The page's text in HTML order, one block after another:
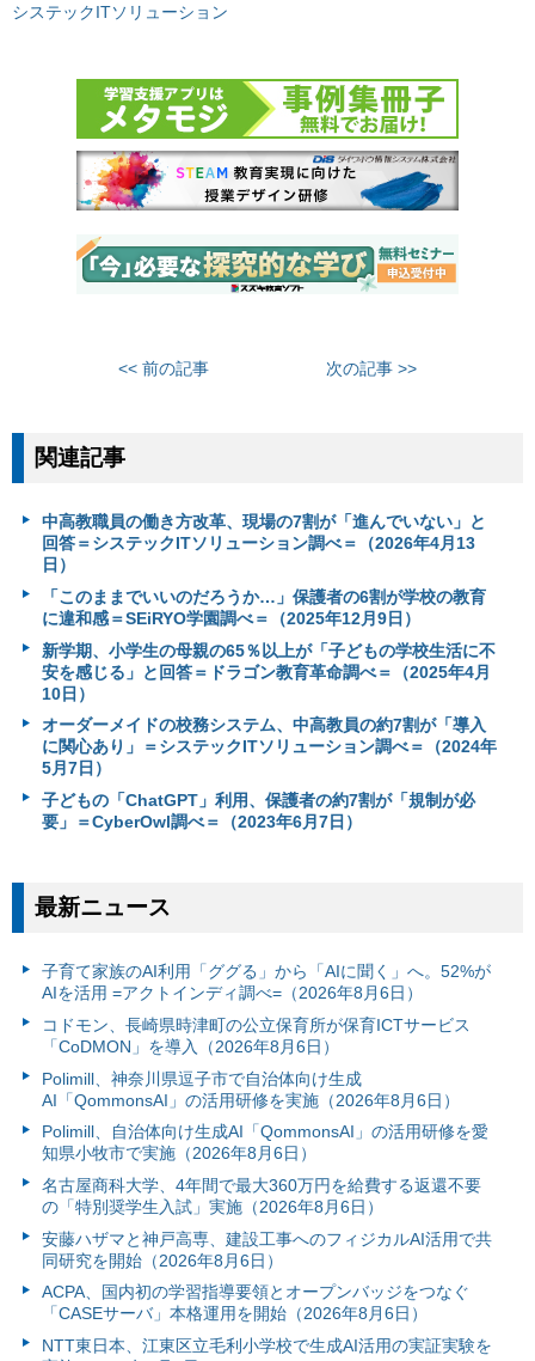
システックITソリューション
<< 前の記事 次の記事 >>
関連記事
中高教職員の働き方改革、現場の7割が「進んでいない」と
回答＝システックITソリューション調べ＝（2026年4月13
日）
「このままでいいのだろうか…」保護者の6割が学校の教育
に違和感＝SEiRYO学園調べ＝（2025年12月9日）
新学期、小学生の母親の65％以上が「子どもの学校生活に不
安を感じる」と回答＝ドラゴン教育革命調べ＝（2025年4月
10日）
オーダーメイドの校務システム、中高教員の約7割が「導入
に関心あり」＝システックITソリューション調べ＝（2024年
5月7日）
子どもの「ChatGPT」利用、保護者の約7割が「規制が必
要」＝CyberOwl調べ＝（2023年6月7日）
最新ニュース
子育て家族のAI利用「ググる」から「AIに聞く」へ。52%が
AIを活用 =アクトインディ調べ=（2026年8月6日）
コドモン、長崎県時津町の公立保育所が保育ICTサービス
「CoDMON」を導入（2026年8月6日）
Polimill、神奈川県逗子市で自治体向け生成
AI「QommonsAI」の活用研修を実施（2026年8月6日）
Polimill、自治体向け生成AI「QommonsAI」の活用研修を愛
知県小牧市で実施（2026年8月6日）
名古屋商科大学、4年間で最大360万円を給費する返還不要
の「特別奨学生入試」実施（2026年8月6日）
安藤ハザマと神戸高専、建設工事へのフィジカルAI活用で共
同研究を開始（2026年8月6日）
ACPA、国内初の学習指導要領とオープンバッジをつなぐ
「CASEサーバ」本格運用を開始（2026年8月6日）
NTT東日本、江東区立毛利小学校で生成AI活用の実証実験を